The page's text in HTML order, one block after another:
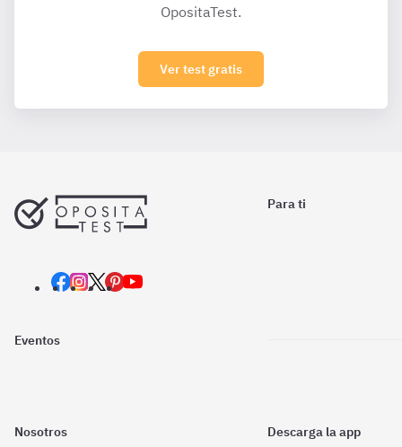
OpositaTest.
Ver test gratis
Para ti
Eventos
Nosotros Descarga la app